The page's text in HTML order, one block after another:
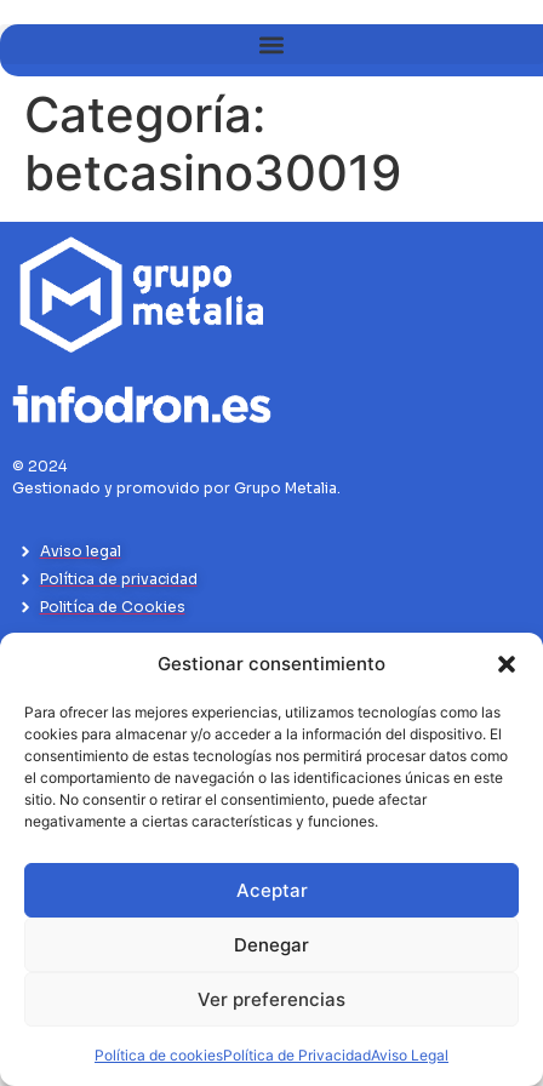
Gestionar consentimiento
Para ofrecer las mejores experiencias, utilizamos tecnologías como las
cookies para almacenar y/o acceder a la información del dispositivo. El
consentimiento de estas tecnologías nos permitirá procesar datos como
el comportamiento de navegación o las identificaciones únicas en este
sitio. No consentir o retirar el consentimiento, puede afectar
negativamente a ciertas características y funciones.
Aceptar
Denegar
Ver preferencias
Política de cookiesPolítica de PrivacidadAviso Legal
Categoría:
betcasino30019
© 2024
Gestionado y promovido por Grupo Metalia.
Aviso legal
Política de privacidad
Politíca de Cookies